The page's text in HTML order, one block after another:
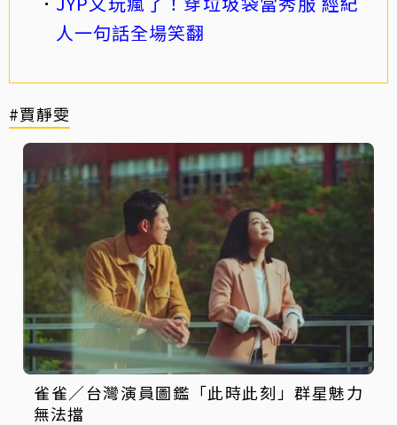
人一句話全場笑翻
#賈靜雯
雀雀／台灣演員圖鑑「此時此刻」群星魅力
無法擋